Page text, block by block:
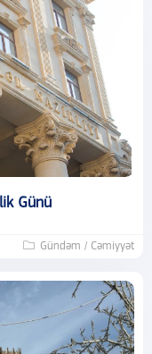
Günü
Gündəm / Cəmiyyət